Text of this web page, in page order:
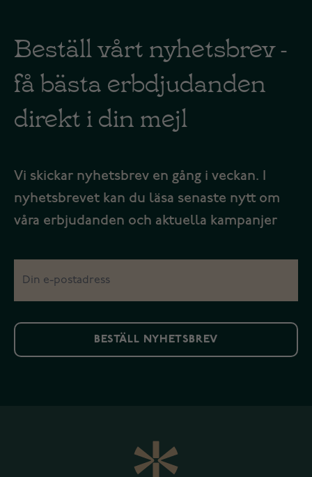
Beställ vårt nyhetsbrev -
få bästa erbdjudanden
direkt i din mejl
Vi skickar nyhetsbrev en gång i veckan. I
nyhetsbrevet kan du läsa senaste nytt om
våra erbjudanden och aktuella kampanjer
BESTÄLL NYHETSBREV